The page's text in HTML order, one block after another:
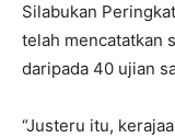
Silabukan
telah mencatatkan
daripada 40 ujian
“Justeru itu,